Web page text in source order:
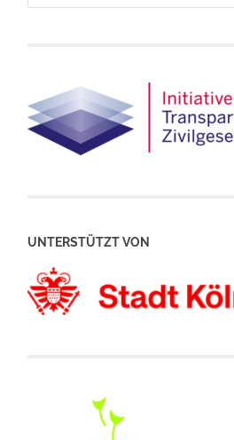
UNTERSTÜTZT VON